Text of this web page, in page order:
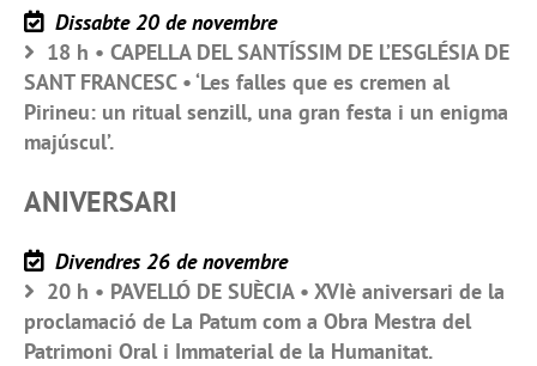
Dissabte 20 de novembre
18 h • CAPELLA DEL SANTÍSSIM DE L’ESGLÉSIA DE
SANT FRANCESC • ‘Les falles que es cremen al
Pirineu: un ritual senzill, una gran festa i un enigma
majúscul’.
ANIVERSARI
Divendres 26 de novembre
20 h • PAVELLÓ DE SUÈCIA • XVIè aniversari de la
proclamació de La Patum com a Obra Mestra del
Patrimoni Oral i Immaterial de la Humanitat.